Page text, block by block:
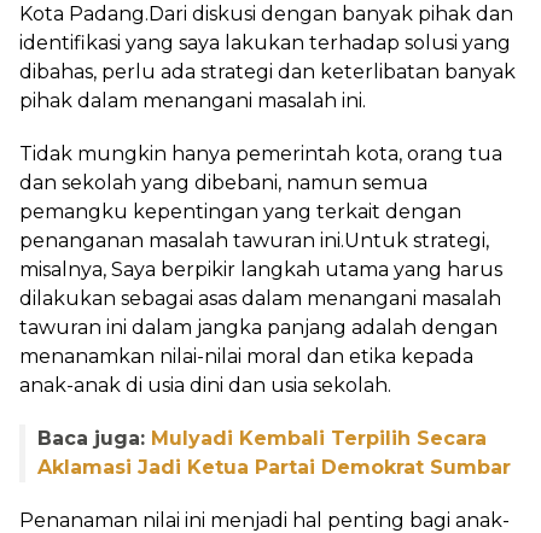
Kota Padang.Dari diskusi dengan banyak pihak dan
identifikasi yang saya lakukan terhadap solusi yang
dibahas, perlu ada strategi dan keterlibatan banyak
pihak dalam menangani masalah ini.
Tidak mungkin hanya pemerintah kota, orang tua
dan sekolah yang dibebani, namun semua
pemangku kepentingan yang terkait dengan
penanganan masalah tawuran ini.Untuk strategi,
misalnya, Saya berpikir langkah utama yang harus
dilakukan sebagai asas dalam menangani masalah
tawuran ini dalam jangka panjang adalah dengan
menanamkan nilai-nilai moral dan etika kepada
anak-anak di usia dini dan usia sekolah.
Baca juga: Mulyadi Kembali Terpilih Secara
Aklamasi Jadi Ketua Partai Demokrat Sumbar
Penanaman nilai ini menjadi hal penting bagi anak-